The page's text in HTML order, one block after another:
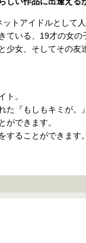
トアイドルとして
いる、19才の女の
女、そしてその友
ト。
た『もしもキミが。
ができます。
することができます。